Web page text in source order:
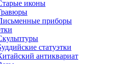
иконы
приборы
статуэтки
антиквариат